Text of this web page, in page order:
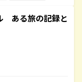
ある旅の記録と